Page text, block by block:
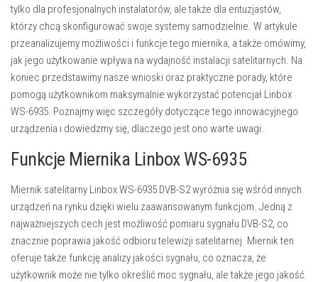
tylko dla profesjonalnych instalatorów, ale także dla entuzjastów,
którzy chcą skonfigurować swoje systemy samodzielnie. W artykule
przeanalizujemy możliwości i funkcje tego miernika, a także omówimy,
jak jego użytkowanie wpływa na wydajność instalacji satelitarnych. Na
koniec przedstawimy nasze wnioski oraz praktyczne porady, które
pomogą użytkownikom maksymalnie wykorzystać potencjał Linbox
WS-6935. Poznajmy więc szczegóły dotyczące tego innowacyjnego
urządzenia i dowiedzmy się, dlaczego jest ono warte uwagi.
Funkcje Miernika Linbox WS-6935
Miernik satelitarny Linbox WS-6935 DVB-S2 wyróżnia się wśród innych
urządzeń na rynku dzięki wielu zaawansowanym funkcjom. Jedną z
najważniejszych cech jest możliwość pomiaru sygnału DVB-S2, co
znacznie poprawia jakość odbioru telewizji satelitarnej. Miernik ten
oferuje także funkcję analizy jakości sygnału, co oznacza, że
użytkownik może nie tylko określić moc sygnału, ale także jego jakość.